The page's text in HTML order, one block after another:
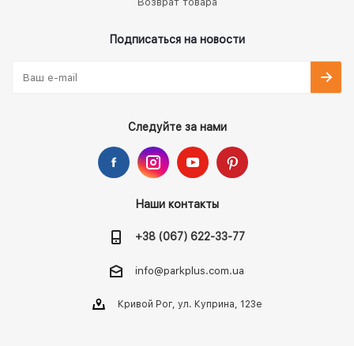
Подписаться на новости
Следуйте за нами
Наши контакты
+38 (067) 622-33-77
info@parkplus.com.ua
Кривой Рог, ул. Куприна, 123е